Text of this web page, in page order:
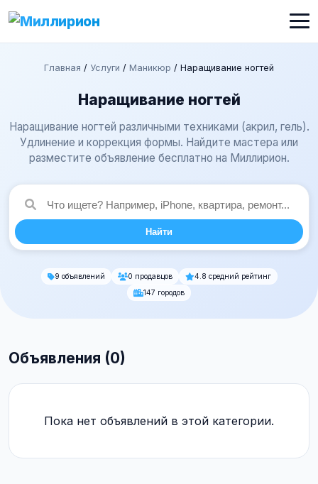
Главная / Услуги / Маникюр / Наращивание ногтей
Наращивание ногтей
Наращивание ногтей различными техниками (акрил, гель).
Удлинение и коррекция формы. Найдите мастера или
разместите объявление бесплатно на Миллирион.
Найти
9 объявлений 0 продавцов
4.8 средний рейтинг
147 городов
Объявления (0)
Пока нет объявлений в этой категории.